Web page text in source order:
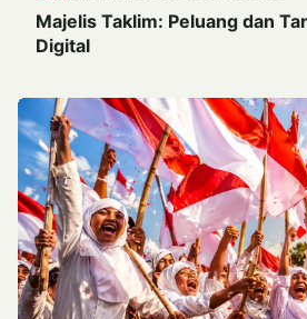
Majelis Taklim: Peluang dan
Digital